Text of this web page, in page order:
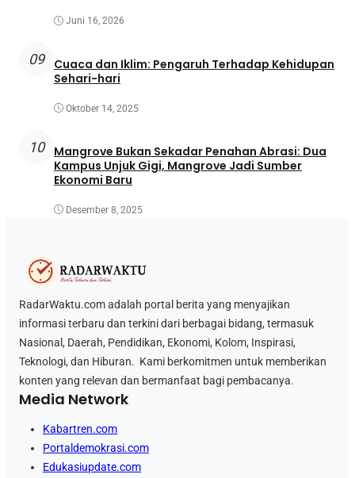
Juni 16, 2026
09
Cuaca dan Iklim: Pengaruh Terhadap Kehidupan
Sehari-hari
Oktober 14, 2025
10
Mangrove Bukan Sekadar Penahan Abrasi: Dua
Kampus Unjuk Gigi, Mangrove Jadi Sumber
Ekonomi Baru
Desember 8, 2025
RadarWaktu.com adalah portal berita yang menyajikan
informasi terbaru dan terkini dari berbagai bidang, termasuk
Nasional, Daerah, Pendidikan, Ekonomi, Kolom, Inspirasi,
Teknologi, dan Hiburan. Kami berkomitmen untuk memberikan
konten yang relevan dan bermanfaat bagi pembacanya.
Media Network
Kabartren.com
Portaldemokrasi.com
Edukasiupdate.com